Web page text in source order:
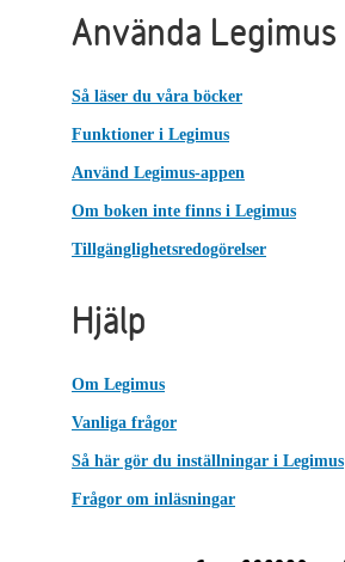
Använda Legimus
Så läser du våra böcker
Funktioner i Legimus
Använd Legimus-appen
Om boken inte finns i Legimus
Tillgänglighetsredogörelser
Hjälp
Om Legimus
Vanliga frågor
Så här gör du inställningar i Legimus
Frågor om inläsningar